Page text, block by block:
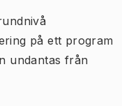
på ett program
undantas från